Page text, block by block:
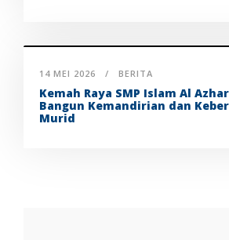
14 MEI 2026 BERITA
Kemah Raya SMP Islam Al
Bangun Kemandirian dan
Murid